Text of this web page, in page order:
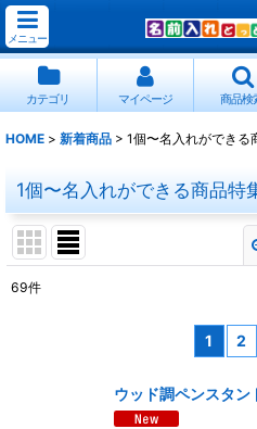
メニュー
カテゴリ マイページ 商品検
HOME > 新着商品 > 1個〜名入れができる
1個〜名入れができる商品特
69件
1 2
ウッド調ペンスタン